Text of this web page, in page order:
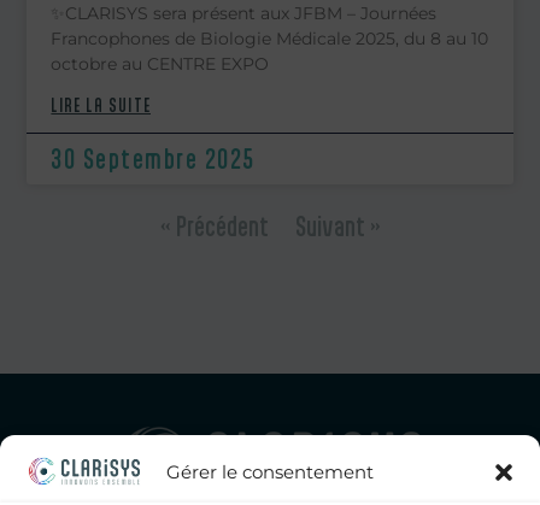
Gérer le consentement
✨CLARISYS sera présent aux JFBM – Journées
Francophones de Biologie Médicale 2025, du 8 au 10
octobre au CENTRE EXPO
LIRE LA SUITE
30 Septembre 2025
« Précédent Suivant »